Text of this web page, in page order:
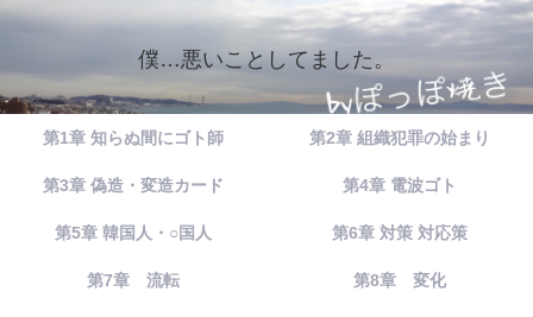
僕…悪いことしてました。
第1章 知らぬ間にゴト師 第2章 組織犯罪の始まり
第3章 偽造・変造カード 第4章 電波ゴト
第5章 韓国人・○国人 第6章 対策 対応策
第7章 流転 第8章 変化